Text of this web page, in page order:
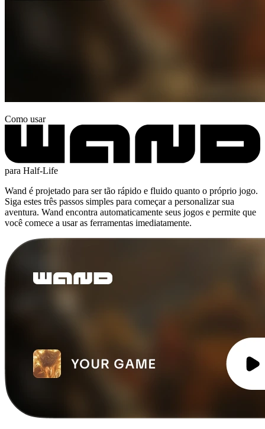
Como usar
para Half-Life
Wand é projetado para ser tão rápido e fluido quanto o próprio jogo.
Siga estes três passos simples para começar a personalizar sua
aventura. Wand encontra automaticamente seus jogos e permite que
você comece a usar as ferramentas imediatamente.